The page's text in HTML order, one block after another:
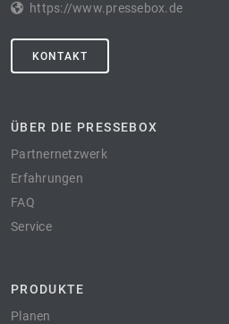
https://www.pressebox.de
KONTAKT
ÜBER DIE PRESSEBOX
Partnernetzwerk
Erfahrungen
FAQ
Service
PRODUKTE
Planen